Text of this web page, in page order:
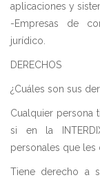
aplicaciones y
-Empresas de
jurídico.
DERECHOS
¿Cuáles son sus
Cualquier persona
si en la
personales que les
Tiene derecho a